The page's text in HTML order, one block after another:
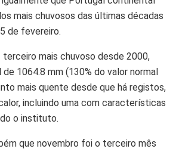
mais chuvosos das últimas décadas
de fevereiro.
terceiro mais chuvoso desde 2000,
1064.8 mm (130% do valor normal
mais quente desde que há registos,
incluindo uma com características
o instituto.
que novembro foi o terceiro mês